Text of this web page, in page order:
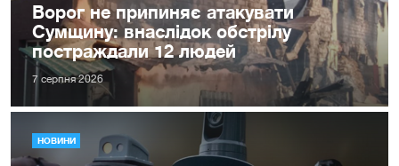
Ворог не припиняє атакувати
Сумщину: внаслідок обстрілу
постраждали 12 людей
7 серпня 2026
НОВИНИ